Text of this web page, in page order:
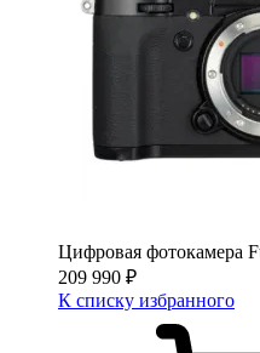
Цифровая фотокамера
209 990 ₽
К списку избранного